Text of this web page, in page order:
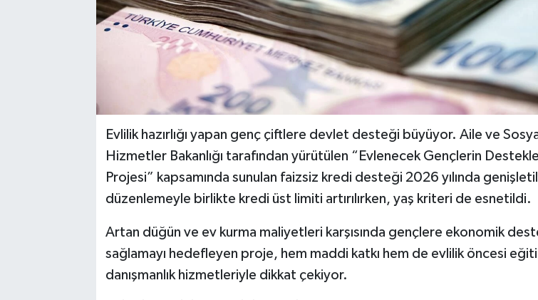
Evlilik hazırlığı yapan genç çiftlere devlet desteği büyüyor. Aile ve
Hizmetler Bakanlığı tarafından yürütülen “Evlenecek Gençlerin
Projesi” kapsamında sunulan faizsiz kredi desteği 2026 yılında
düzenlemeyle birlikte kredi üst limiti artırılırken, yaş kriteri de esnetildi.
Artan düğün ve ev kurma maliyetleri karşısında gençlere ekonomik
sağlamayı hedefleyen proje, hem maddi katkı hem de evlilik öncesi
danışmanlık hizmetleriyle dikkat çekiyor.